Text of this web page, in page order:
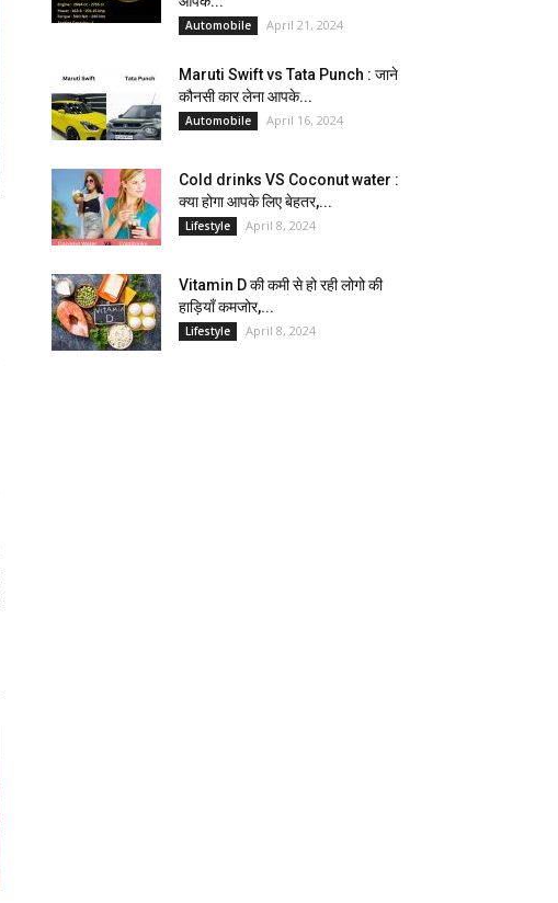
Automobile April 21, 2024
Maruti Swift vs Tata Punch : जाने
कौनसी कार लेना आपके...
Automobile April 16, 2024
Cold drinks VS Coconut water :
क्या होगा आपके लिए बेहतर,...
Lifestyle April 8, 2024
Vitamin D की कमी से हो रही लोगो की
हाड़ियाँ कमजोर,...
Lifestyle April 8, 2024